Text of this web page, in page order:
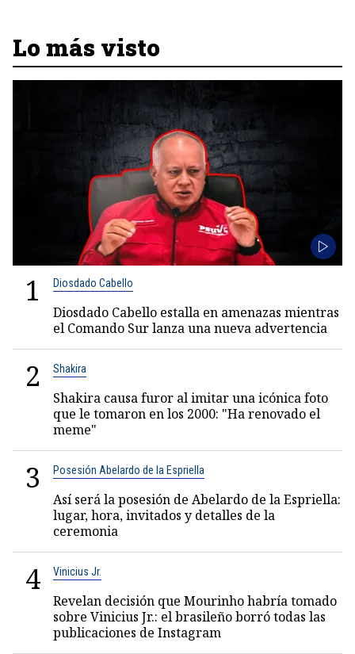
Lo más visto
1 Diosdado Cabello
Diosdado Cabello estalla en amenazas mientras
el Comando Sur lanza una nueva advertencia
2 Shakira
Shakira causa furor al imitar una icónica foto
que le tomaron en los 2000: "Ha renovado el
meme"
3 Posesión Abelardo de la Espriella
Así será la posesión de Abelardo de la Espriella:
lugar, hora, invitados y detalles de la
ceremonia
4 Vinicius Jr.
Revelan decisión que Mourinho habría tomado
sobre Vinicius Jr.: el brasileño borró todas las
publicaciones de Instagram